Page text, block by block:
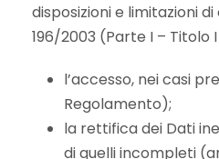
disposizioni e limitazioni di
196/2003 (Parte I – Titolo
l’accesso, nei casi
Regolamento);
la rettifica dei Dati
di quelli incompleti